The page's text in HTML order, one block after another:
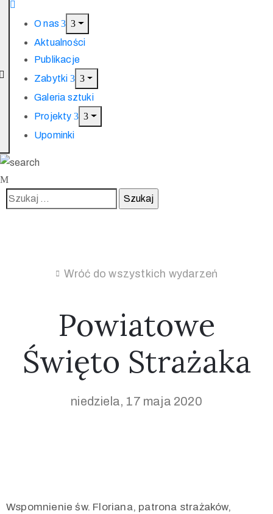
O nas
Aktualności
Publikacje
Zabytki
Galeria sztuki
Projekty
Upominki
Wróć do wszystkich wydarzeń
Powiatowe
Święto Strażaka
niedziela, 17 maja 2020
Wspomnienie św. Floriana, patrona strażaków,